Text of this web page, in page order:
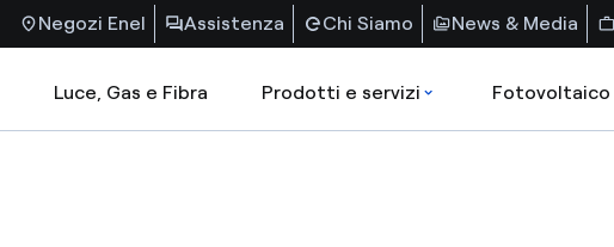
Negozi Enel Assistenza Chi Siamo News & Media
Luce, Gas e Fibra Prodotti e servizi Fotovoltaico